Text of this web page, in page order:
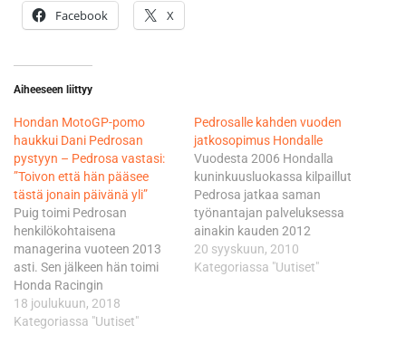
Facebook X
Aiheeseen liittyy
Hondan MotoGP-pomo
haukkui Dani Pedrosan
pystyyn – Pedrosa vastasi:
”Toivon että hän pääsee
tästä jonain päivänä yli”
Puig toimi Pedrosan
henkilökohtaisena
managerina vuoteen 2013
asti. Sen jälkeen hän toimi
Honda Racingin
neuvonantajana ja vuoden
2018 alusta hän korvasi
18 joulukuun, 2018
Kategoriassa "Uutiset"
Pedrosalle kahden vuoden
jatkosopimus Hondalle
Vuodesta 2006 Hondalla
kuninkuusluokassa kilpaillut
Pedrosa jatkaa saman
työnantajan palveluksessa
ainakin kauden 2012
loppuun asti. Pedrosan
uutena tallikaverina ajaa
20 syyskuun, 2010
Kategoriassa "Uutiset"